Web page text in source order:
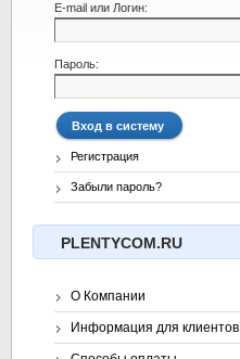
E-mail или Логин:
Пароль:
Регистрация
Забыли пароль?
PLENTYCOM.RU
О Компании
Информация для клиентов